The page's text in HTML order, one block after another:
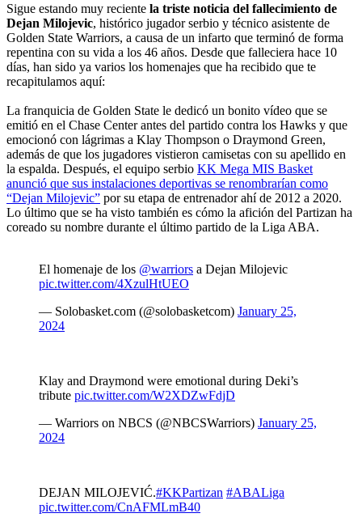
Sigue estando muy reciente la triste noticia del fallecimiento de
Dejan Milojevic, histórico jugador serbio y técnico asistente de
Golden State Warriors, a causa de un infarto que terminó de forma
repentina con su vida a los 46 años. Desde que falleciera hace 10
días, han sido ya varios los homenajes que ha recibido que te
recapitulamos aquí:
La franquicia de Golden State le dedicó un bonito vídeo que se
emitió en el Chase Center antes del partido contra los Hawks y que
emocionó con lágrimas a Klay Thompson o Draymond Green,
además de que los jugadores vistieron camisetas con su apellido en
la espalda. Después, el equipo serbio KK Mega MIS Basket
anunció que sus instalaciones deportivas se renombrarían como
“Dejan Milojevic” por su etapa de entrenador ahí de 2012 a 2020.
Lo último que se ha visto también es cómo la afición del Partizan ha
coreado su nombre durante el último partido de la Liga ABA.
El homenaje de los @warriors a Dejan Milojevic
pic.twitter.com/4XzulHtUEO
— Solobasket.com (@solobasketcom) January 25,
2024
Klay and Draymond were emotional during Deki’s
tribute pic.twitter.com/W2XDZwFdjD
— Warriors on NBCS (@NBCSWarriors) January 25,
2024
DEJAN MILOJEVIĆ.#KKPartizan #ABALiga
pic.twitter.com/CnAFMLmB40